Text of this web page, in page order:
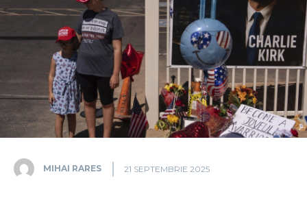
MIHAI RARES 21 SEPTEMBRIE 2025